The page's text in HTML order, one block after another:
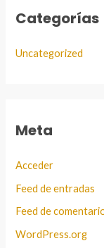
Categorías
Uncategorized
Meta
Acceder
Feed de entradas
Feed de
WordPress.org